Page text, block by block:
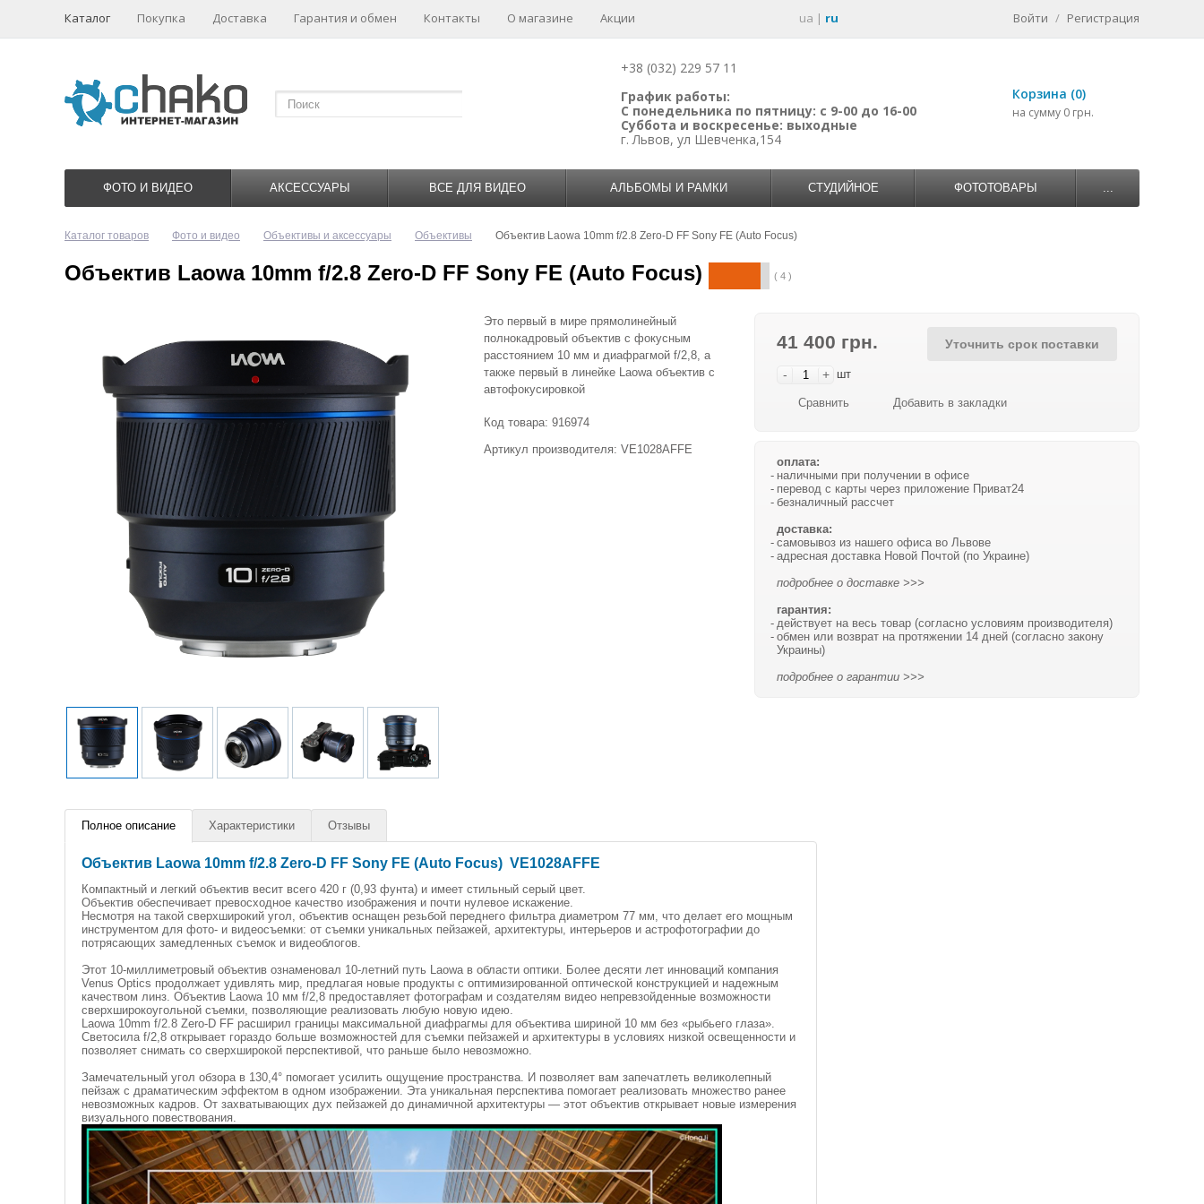
Каталог Покупка Доставка Гарантия и обмен Контакты О магазине Акции ua | ru Войти / Регистрация
+38 (032) 229 57 11
График работы:
С понедельника по пятницу: с 9-00 до 16-00
Суббота и воскресенье: выходные
г. Львов, ул Шевченка,154
Корзина (0)
на сумму 0 грн.
ФОТО И ВИДЕО АКСЕССУАРЫ ВСЕ ДЛЯ ВИДЕО АЛЬБОМЫ И РАМКИ СТУДИЙНОЕ ФОТОТОВАРЫ ...
Каталог товаров Фото и видео Объективы и аксессуары Объективы Объектив Laowa 10mm f/2.8 Zero-D FF Sony FE (Auto Focus)
Объектив Laowa 10mm f/2.8 Zero-D FF Sony FE (Auto Focus) ( 4 )
41 400 грн.
- + шт
Уточнить срок поставки
Сравнить Добавить в закладки
оплата:
наличными при получении в офисе
перевод с карты через приложение Приват24
безналичный рассчет
доставка:
самовывоз из нашего офиса во Львове
адресная доставка Новой Почтой (по Украине)
подробнее о доставке >>>
гарантия:
действует на весь товар (согласно условиям производителя)
обмен или возврат на протяжении 14 дней (согласно закону
Украины)
подробнее о гарантии >>>
Это первый в мире прямолинейный
полнокадровый объектив с фокусным
расстоянием 10 мм и диафрагмой f/2,8, а
также первый в линейке Laowa объектив с
автофокусировкой
Код товара: 916974
Артикул производителя: VE1028AFFE
Полное описание Характеристики Отзывы
Объектив Laowa 10mm f/2.8 Zero-D FF Sony FE (Auto Focus) VE1028AFFE
Компактный и легкий объектив весит всего 420 г (0,93 фунта) и имеет стильный серый цвет.
Объектив обеспечивает превосходное качество изображения и почти нулевое искажение.
Несмотря на такой сверхширокий угол, объектив оснащен резьбой переднего фильтра диаметром 77 мм, что делает его мощным
инструментом для фото- и видеосъемки: от съемки уникальных пейзажей, архитектуры, интерьеров и астрофотографии до
потрясающих замедленных съемок и видеоблогов.
Этот 10-миллиметровый объектив ознаменовал 10-летний путь Laowa в области оптики. Более десяти лет инноваций компания
Venus Optics продолжает удивлять мир, предлагая новые продукты с оптимизированной оптической конструкцией и надежным
качеством линз. Объектив Laowa 10 мм f/2,8 предоставляет фотографам и создателям видео непревзойденные возможности
сверхширокоугольной съемки, позволяющие реализовать любую новую идею.
Laowa 10mm f/2.8 Zero-D FF расширил границы максимальной диафрагмы для объектива шириной 10 мм без «рыбьего глаза».
Светосила f/2,8 открывает гораздо больше возможностей для съемки пейзажей и архитектуры в условиях низкой освещенности и
позволяет снимать со сверхширокой перспективой, что раньше было невозможно.
Замечательный угол обзора в 130,4° помогает усилить ощущение пространства. И позволяет вам запечатлеть великолепный
пейзаж с драматическим эффектом в одном изображении. Эта уникальная перспектива помогает реализовать множество ранее
невозможных кадров. От захватывающих дух пейзажей до динамичной архитектуры — этот объектив открывает новые измерения
визуального повествования.